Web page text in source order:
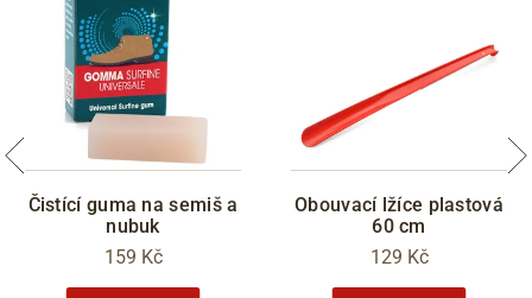
Čistící guma na semiš a
nubuk
159 Kč
Obouvací lžíce plastová
60 cm
129 Kč